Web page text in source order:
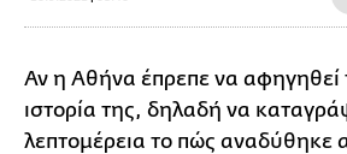
Αν η Αθήνα έπρεπε να αφηγηθεί
ιστορία της, δηλαδή να
λεπτομέρεια το πώς αναδύθηκε